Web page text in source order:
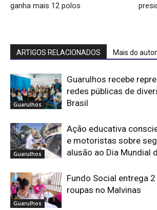
ganha mais 12 polos
ARTIGOS RELACIONADOS Mais do autor
Guarulhos
Guarulhos recebe
redes públicas de
Brasil
Guarulhos
Ação educativa
e motoristas sobre
alusão ao Dia Mundial
Guarulhos
Fundo Social entrega
roupas no Malvinas